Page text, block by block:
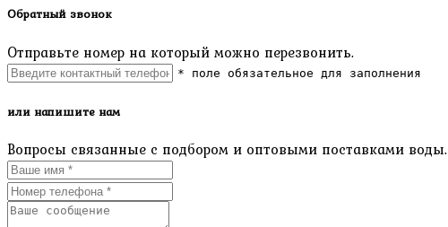
Обратный звонок
Отправьте номер на который можно перезвонить.
* поле обязательное для заполнения
или напишите нам
Вопросы связанные с подбором и оптовыми поставками воды.